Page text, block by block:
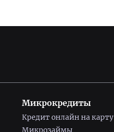
Микрокредиты
Кредит онлайн на карту
Микрозаймы